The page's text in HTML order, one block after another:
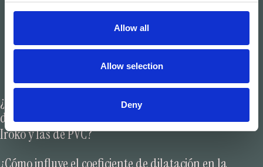
Allow all
Allow selection
Deny
Contacta con nosotros
¿Cuáles son las principales diferencias de
durabilidad entre las ventanas de madera de
Iroko y las de PVC?
¿Cómo influye el coeficiente de dilatación en la